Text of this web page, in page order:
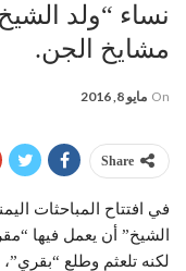
نساء “ولد
مشايخ الجن.
On مايو 8, 2016
Share
في افتتاح المباحثات
الشيخ” أن يعمل فيها
لكنه تلعثم وطلع